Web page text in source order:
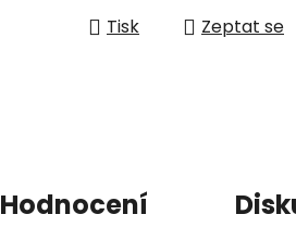
Tisk Zeptat se
Hodnocení